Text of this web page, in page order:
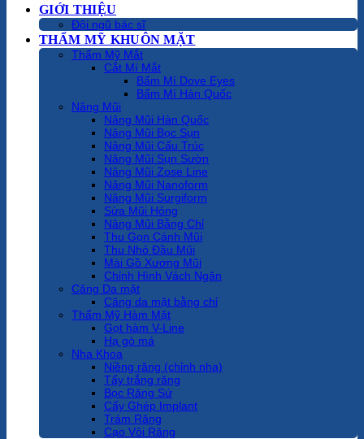
GIỚI THIỆU
Đội ngũ bác sĩ
THẨM MỸ KHUÔN MẶT
Thẩm Mỹ Mắt
Cắt Mí Mắt
Bấm Mí Dove Eyes
Bấm Mí Hàn Quốc
Nâng Mũi
Nâng Mũi Hàn Quốc
Nâng Mũi Bọc Sụn
Nâng Mũi Cấu Trúc
Nâng Mũi Sụn Sườn
Nâng Mũi Zose Line
Nâng Mũi Nanoform
Nâng Mũi Surgiform
Sửa Mũi Hỏng
Nâng Mũi Bằng Chỉ
Thu Gọn Cánh Mũi
Thu Nhỏ Đầu Mũi
Mài Gồ Xương Mũi
Chỉnh Hình Vách Ngăn
Căng Da mặt
Căng da mặt bằng chỉ
Thẩm Mỹ Hàm Mặt
Gọt hàm V-Line
Hạ gò má
Nha Khoa
Niềng răng (chỉnh nha)
Tẩy trắng răng
Bọc Răng Sứ
Cấy Ghép Implant
Trám Răng
Cạo Vôi Răng